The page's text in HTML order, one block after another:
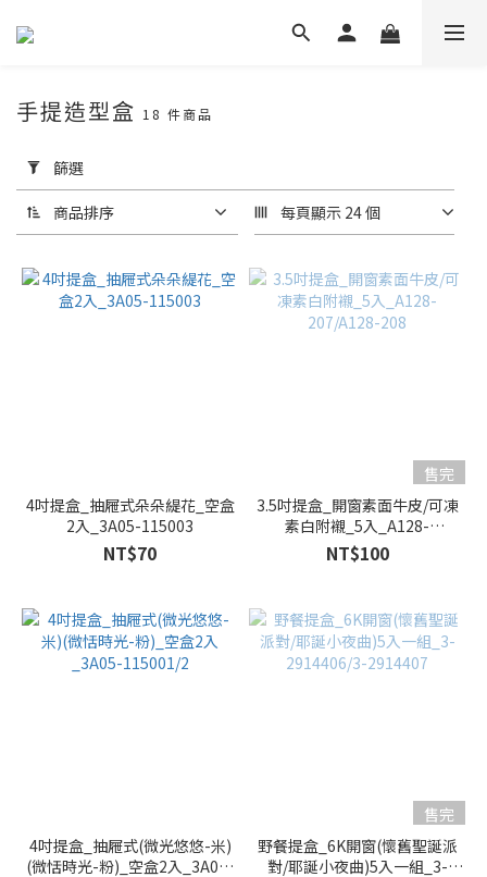
用
篩
選
(0/20)
包
裝
糕
(1)
手提造型盒 18 件商品
篩選
商品排序 每頁顯示 24 個
4吋提盒_抽屜式朵朵緹花_空盒
2入_3A05-115003
NT$70
售完
3.5吋提盒_開窗素面牛皮/可凍
素白附襯_5入_A128-
207/A128-208
NT$100
4吋提盒_抽屜式(微光悠悠-米)
(微恬時光-粉)_空盒2入_3A05-
售完
野餐提盒_6K開窗(懷舊聖誕派
對/耶誕小夜曲)5入一組_3-